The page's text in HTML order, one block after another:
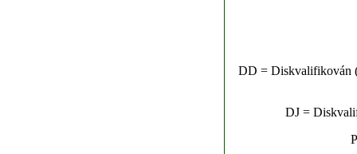
DD = Diskvalifikován
DJ =